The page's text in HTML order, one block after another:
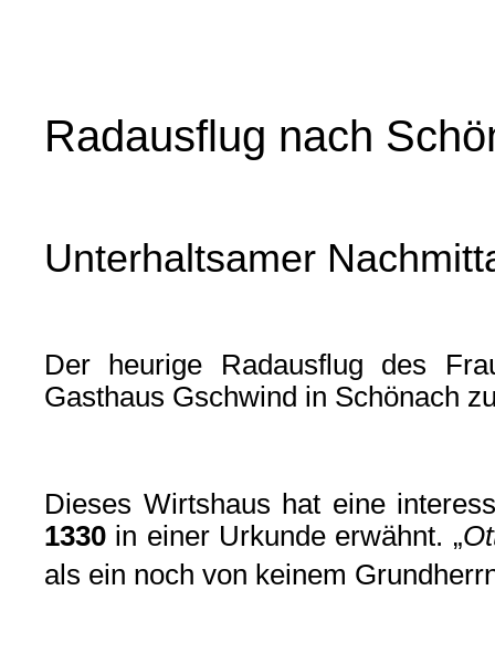
Radausflug nach
Unterhaltsamer
Der heurige Radausflug des
Gasthaus Gschwind in Schönach
Dieses Wirtshaus hat eine
1330 in einer Urkunde erwähnt. „
als ein noch von keinem